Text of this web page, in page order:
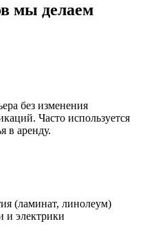
мы делаем
без изменения
Часто используется
в аренду.
(ламинат, линолеум)
и электрики